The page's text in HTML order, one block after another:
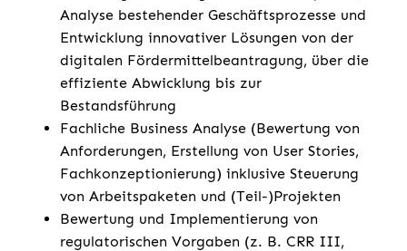
Analyse bestehender Geschäfts­prozesse und
Entwicklung innovativer Lösungen von der
digitalen Fördermittelbeantragung, über die
effiziente Abwicklung bis zur
Bestandsführung
Fachliche Business Analyse (Bewertung von
Anforderungen, Erstellung von User Stories,
Fachkonzeptionierung) inklusive Steuerung
von Arbeitspaketen und (Teil-)Projekten
Bewertung und Implementierung von
regulatorischen Vorgaben (z. B. CRR III,